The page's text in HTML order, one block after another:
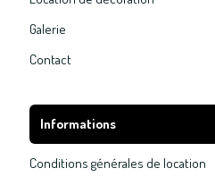
Galerie
Contact
Informations
Conditions générales de location